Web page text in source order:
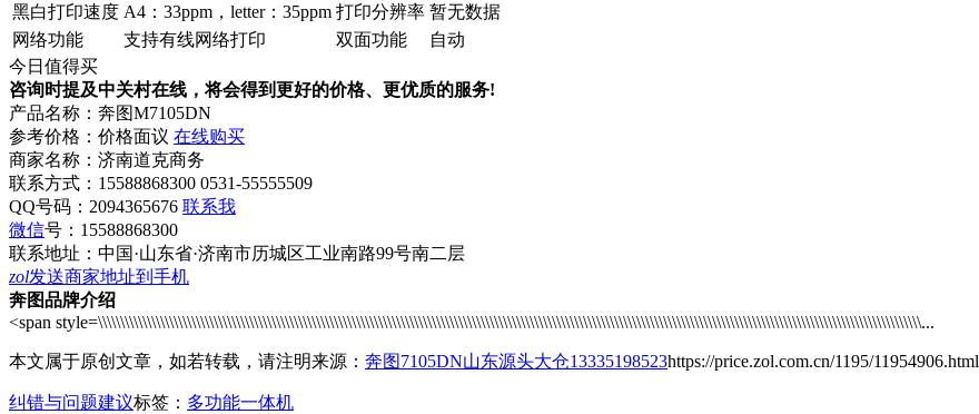
黑白打印速度 A4：33ppm，letter：35ppm 打印分辨率 暂无数据
网络功能
支持有线网络打印 双面功能
自动
今日值得买
咨询时提及中关村在线，将会得到更好的价格、更优质的服务!
产品名称： 奔图M7105DN
参考价格： 价格面议 在线购买
商家名称： 济南道克商务
联系方式： 15588868300 0531-55555509
QQ号码：2094365676 联系我
微信号： 15588868300
联系地址： 中国·山东省·济南市历城区工业南路99号南二层
zol发送商家地址到手机
奔图品牌介绍
<span style=\\\\\\\\\\\\\\\\\\\\\\\\\\\\\\\\\\\\\\\\\\\\\\\\\\\\\\\\\\\\\\\\\\\\\\\\\\\\\\\\\\\\\\\\\\\\\\\\\\\\\\\\\\\\\\\\\\\\\\\\\\\\\\\\\\\\\\\\\\\\\\\\\\\\\\\\\\\\\\\\\\\\\\\\\\\\\\\\\\\\\\\\\...
本文属于原创文章，如若转载，请注明来源： 奔图7105DN山东源头大仓13335198523https://price.zol.com.cn/1195/11954906.html
纠错与问题建议标签： 多功能一体机